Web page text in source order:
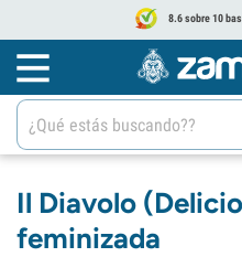
8.6 sobre 10
Il Diavolo
feminizada